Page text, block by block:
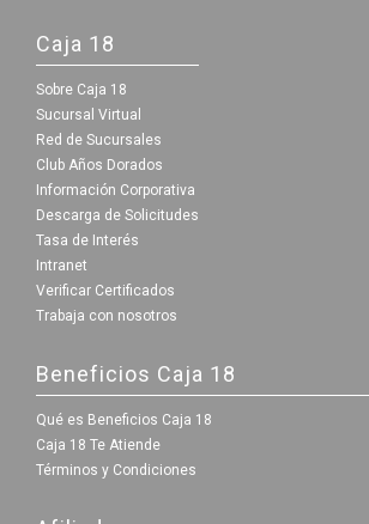
Caja 18
Sobre Caja 18
Sucursal Virtual
Red de Sucursales
Club Años Dorados
Información Corporativa
Descarga de Solicitudes
Tasa de Interés
Intranet
Verificar Certificados
Trabaja con nosotros
Beneficios Caja 18
Qué es Beneficios Caja 18
Caja 18 Te Atiende
Términos y Condiciones